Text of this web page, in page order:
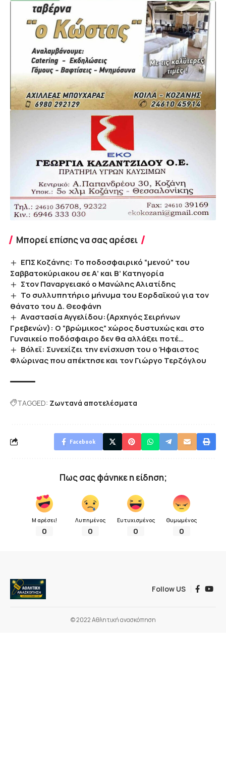
Μπορεί επίσης να σας αρέσει
ΕΠΣ Κοζάνης: Το ποδοσφαιρικό “μενού” του
Σαββατοκύριακου σε Α’ και Β’ Κατηγορία
Στον Παναργειακό ο Μανώλης Αλιατίδης
Το συλλυπητήριο μήνυμα του Εορδαϊκού για τον
θάνατο του Δ. Θεοφάνη
Aναστασία Αγγελίδου:(Αρχηγός Σειρήνων
Γρεβενών): Ο “βρώμικος” χώρος δυστυχώς και στο
Γυναικείο ποδόσφαιρο δεν θα αλλάξει ποτέ…
Βόλεϊ: Συνεχίζει την ενίσχυση του ο Ήφαιστος
Φλώρινας που απέκτησε και τον Γιώργο Τερζόγλου
TAGGED: Ζωντανά αποτελέσματα
Facebook
Πως σας φάνηκε η είδηση;
Μ αρέσει!
0
Λυπημένος
0
Ευτυχισμένος
0
Θυμωμένος
0
Follow US
© 2022 Αθλητική ανασκόπηση